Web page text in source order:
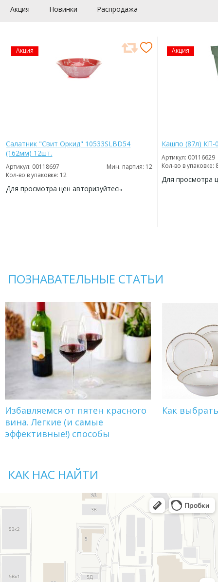
Акция Новинки Распродажа
Акция
Салатник "Свит Оркид" 10533SLBD54
(162мм) 12шт.
Артикул: 00118697
Мин. партия: 12
Кол-во в упаковке: 12
Для просмотра цен авторизуйтесь
Акция
Кашпо (87л) КП-
Артикул: 00116629
Кол-во в упаковке:
Для просмотра
ПОЗНАВАТЕЛЬНЫЕ СТАТЬИ
Избавляемся от пятен красного
вина. Легкие (и самые
эффективные!) способы
Как
КАК НАС НАЙТИ